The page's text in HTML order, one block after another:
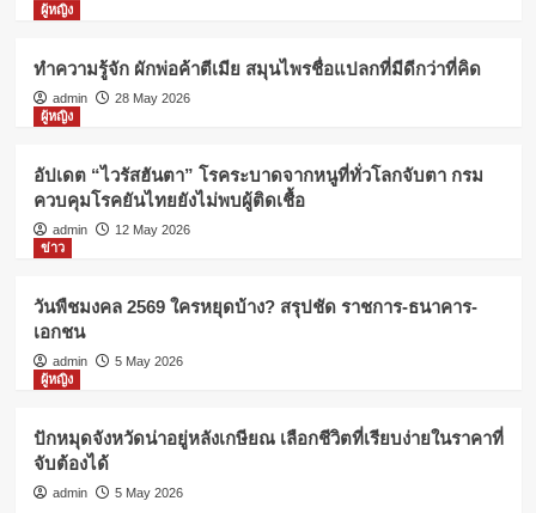
ผู้หญิง
ทำความรู้จัก ผักพ่อค้าตีเมีย สมุนไพรชื่อแปลกที่มีดีกว่าที่คิด
admin
28 May 2026
ผู้หญิง
อัปเดต “ไวรัสฮันตา” โรคระบาดจากหนูที่ทั่วโลกจับตา กรม
ควบคุมโรคยันไทยยังไม่พบผู้ติดเชื้อ
admin
12 May 2026
ข่าว
วันพืชมงคล 2569 ใครหยุดบ้าง? สรุปชัด ราชการ-ธนาคาร-
เอกชน
admin
5 May 2026
ผู้หญิง
ปักหมุดจังหวัดน่าอยู่หลังเกษียณ เลือกชีวิตที่เรียบง่ายในราคาที่
จับต้องได้
admin 5 May 2026